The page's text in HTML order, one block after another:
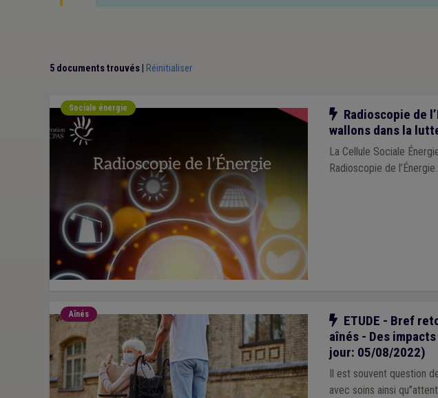
5 documents trouvés Réinitialiser
Sociale énergie Notre action
Radioscopie de
wallons dans la
La Cellule Sociale
Radioscopie de l’Énergie.
Aînés Notre action
ETUDE - Bref
aînés - Des
jour: 05/08/2022)
Il est souvent question
avec soins ainsi